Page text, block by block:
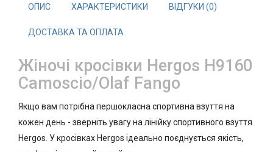
ОПИС ХАРАКТЕРИСТИКИ ВІДГУКИ (0)
ДОСТАВКА ТА ОПЛАТА
Жіночі кросівки Hergos H9160
Camoscio/Olaf Fango
Якщо вам потрібна першокласна спортивна взуття на
кожен день - зверніть увагу на лінійку спортивного взуття
Hergos. У кросівках Hergos ідеально поєднується якість,